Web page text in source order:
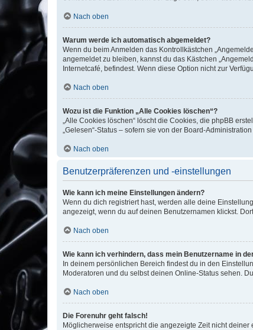
Nach oben
Warum werde ich automatisch abgemeldet?
Wenn du beim Anmelden das Kontrollkästchen
angemeldet zu bleiben, kannst du das Kästchen
Internetcafé, befindest. Wenn diese Option nicht zur
Nach oben
Wozu ist die Funktion „Alle Cookies löschen“?
„Alle Cookies löschen“ löscht die Cookies, die phpBB
„Gelesen“-Status – sofern sie von der Board-
Nach oben
Benutzerpräferenzen und -einstellungen
Wie kann ich meine Einstellungen ändern?
Wenn du dich registriert hast, werden alle deine
angezeigt, wenn du auf deinen Benutzernamen klickst.
Nach oben
Wie kann ich verhindern, dass mein Benutzername in
In deinem persönlichen Bereich findest du in den
Moderatoren und du selbst deinen Online-Status sehen.
Nach oben
Die Forenuhr geht falsch!
Möglicherweise entspricht die angezeigte Zeit nicht